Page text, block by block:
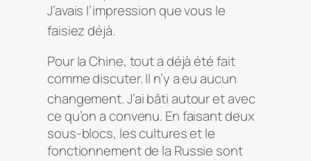
J’avais l’impression que vous le
faisiez déjà.
Pour la Chine, tout a déjà été fait
comme discuter. Il n’y a eu aucun
changement. J’ai bâti autour et avec
ce qu’on a convenu. En faisant deux
sous-blocs, les cultures et le
fonctionnement de la Russie sont